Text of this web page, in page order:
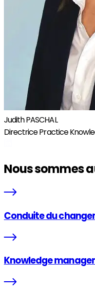
Judith PASCHAL
Directrice Practice
Nous sommes
Conduite du
Knowledge